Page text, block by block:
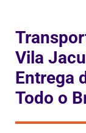
Vila
Entrega
Todo o